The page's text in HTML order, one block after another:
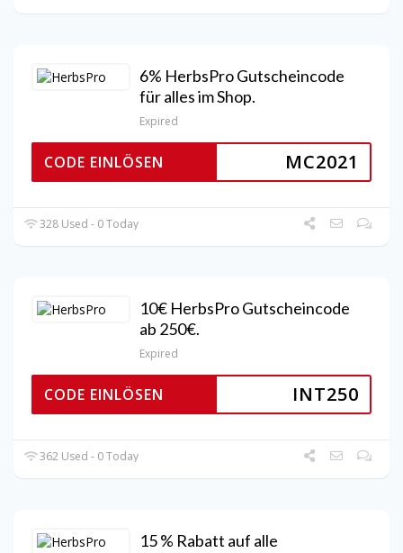
6% HerbsPro Gutscheincode
für alles im Shop.
Expired
MC2021
CODE EINLÖSEN
328 Used - 0 Today
10€ HerbsPro Gutscheincode
ab 250€.
Expired
INT250
CODE EINLÖSEN
362 Used - 0 Today
15 % Rabatt auf alle